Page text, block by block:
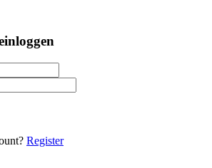
Register